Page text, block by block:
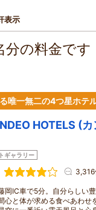
表示
分の料金で
唯一無二の4つ星ホテ
HOTELS (
ギャラリー
岡IC車で5分。自分らしい
心と体が求める食べあわせ